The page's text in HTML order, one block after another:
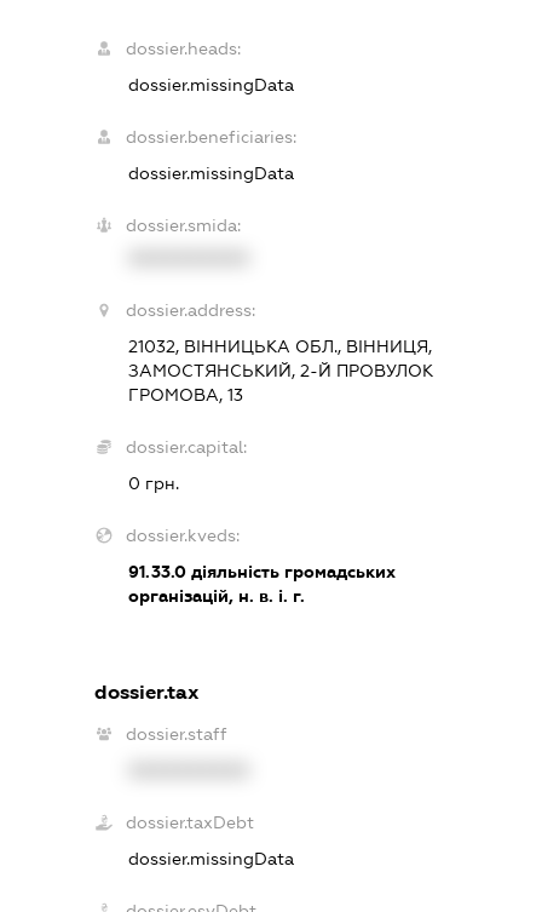
dossier.heads:
dossier.missingData
dossier.beneficiaries:
dossier.missingData
dossier.smida:
dossier.address:
21032, ВІННИЦЬКА ОБЛ., ВІННИЦЯ,
ЗАМОСТЯНСЬКИЙ, 2-Й ПРОВУЛОК
ГРОМОВА, 13
dossier.capital:
0 грн.
dossier.kveds:
91.33.0діяльність громадських
організацій, н. в. і. г.
dossier.tax
dossier.staff
dossier.taxDebt
dossier.missingData